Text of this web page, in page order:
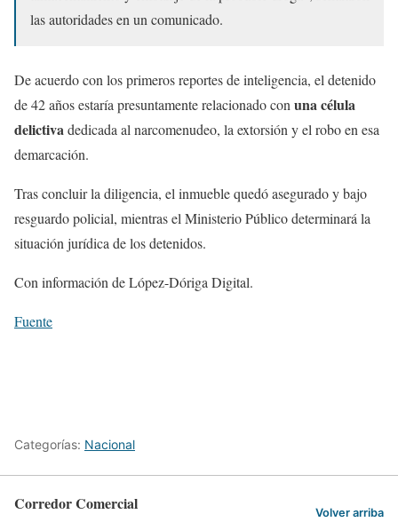
las autoridades en un comunicado.
De acuerdo con los primeros reportes de inteligencia, el detenido
de 42 años estaría presuntamente relacionado con una célula
delictivadedicada al narcomenudeo, la extorsión y el robo en esa
demarcación.
Tras concluir la diligencia, el inmueble quedó asegurado y bajo
resguardo policial, mientras el Ministerio Público determinará la
situación jurídica de los detenidos.
Con información de López-Dóriga Digital.
Fuente
Categorías: Nacional
Corredor Comercial Volver arriba